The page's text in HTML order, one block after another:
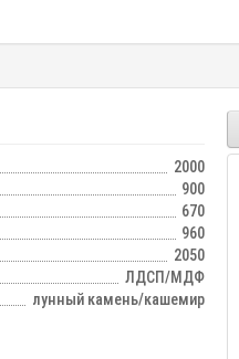
2000
900
670
960
2050
ЛДСП/МДФ
лунный камень/кашемир